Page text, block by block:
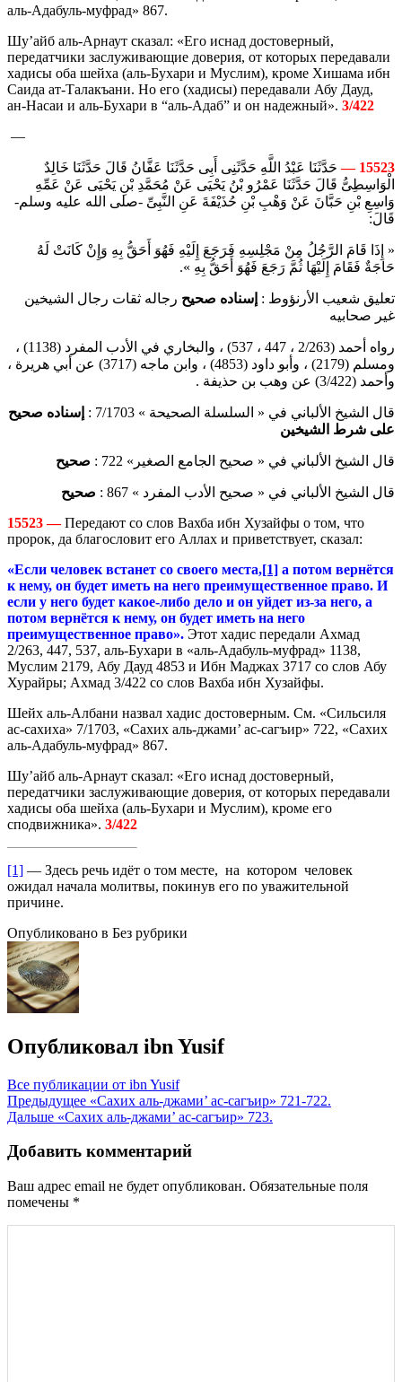
аль-Адабуль-муфрад» 867.
Шу’айб аль-Арнаут сказал: «Его иснад достоверный,
передатчики заслуживающие доверия, от которых передавали
хадисы оба шейха (аль-Бухари и Муслим), кроме Хишама ибн
Саида ат-Талакъани. Но его (хадисы) передавали Абу Дауд,
ан-Насаи и аль-Бухари в “аль-Адаб” и он надежный». 3/422
—
15523 —
حَدَّثَنَا عَبْدُ اللَّهِ حَدَّثَنِى أَبِى حَدَّثَنَا عَفَّانُ قَالَ حَدَّثَنَا خَالِدٌ
الْوَاسِطِىُّ قَالَ حَدَّثَنَا عَمْرُو بْنُ يَحْيَى عَنْ مُحَمَّدِ بْنِ يَحْيَى عَنْ عَمِّهِ
وَاسِعِ بْنِ حَبَّانَ عَنْ وَهْبِ بْنِ حُذَيْفَةَ عَنِ النَّبِىِّ -صلى الله عليه وسلم-
قَالَ:
« إِذَا قَامَ الرَّجُلُ مِنْ مَجْلِسِهِ فَرَجَعَ إِلَيْهِ فَهُوَ أَحَقُّ بِهِ وَإِنْ كَانَتْ لَهُ
حَاجَةٌ فَقَامَ إِلَيْهَا ثُمَّ رَجَعَ فَهُوَ أَحَقُّ بِهِ ».
تعليق شعيب الأرنؤوط : إسناده صحيح رجاله ثقات رجال الشيخين
غير صحابيه
رواه أحمد (2/263 ، 447 ، 537) ، والبخاري في الأدب المفرد ‏(1138‏‏)‏ ،
ومسلم ‏(‏‏2179)‏ ، وأبو داود ‏(‏‏4853)‏ ، وابن ماجه ‏(3717)‏ عن أبي هريرة ،
وأحمد (3/422)‏ عن وهب بن حذيفة .‏
قال الشيخ الألباني في « السلسلة الصحيحة » 7/1703 :
إسناده صحيح
على شرط الشيخين
قال الشيخ الألباني في « صحيح الجامع الصغير» 722 : صحيح
قال الشيخ الألباني في « صحيح الأدب المفرد » 867 :
صحيح
15523 —Передают со слов Вахба ибн Хузайфы о том, что
пророк, да благословит его Аллах и приветствует, сказал:
«Если человек встанет со своего места,[1] а потом вернётся
к нему, он будет иметь на него преимущественное право. И
если у него будет какое-либо дело и он уйдет из-за него, а
потом вернётся к нему, он будет иметь на него
преимущественное право». Этот хадис передали Ахмад
2/263, 447, 537, аль-Бухари в «аль-Адабуль-муфрад» 1138,
Муслим 2179, Абу Дауд 4853 и Ибн Маджах 3717 со слов Абу
Хурайры; Ахмад 3/422 со слов Вахба ибн Хузайфы.
Шейх аль-Албани назвал хадис достоверным. См. «Сильсиля
ас-сахиха» 7/1703, «Сахих аль-джами’ ас-сагъир» 722, «Сахих
аль-Адабуль-муфрад» 867.
Шу’айб аль-Арнаут сказал: «Его иснад достоверный,
передатчики заслуживающие доверия, от которых передавали
хадисы оба шейха (аль-Бухари и Муслим), кроме его
сподвижника». 3/422
[1] — Здесь речь идёт о том месте, на котором человек
ожидал начала молитвы, покинув его по уважительной
причине.
Опубликовано в Без рубрики
Опубликовал ibn Yusif
Все публикации от ibn Yusif
Навигация
по
записям
Предыдущее «Сахих аль-джами’ ас-сагъир» 721-722.
Дальше «Сахих аль-джами’ ас-сагъир» 723.
Добавить комментарий
Ваш адрес email не будет опубликован. Обязательные поля
помечены *